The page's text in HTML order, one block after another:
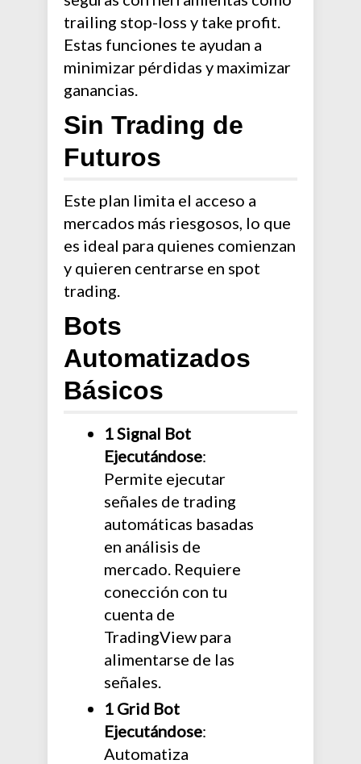
trailing stop-loss y take profit.
Estas funciones te ayudan a
minimizar pérdidas y maximizar
ganancias.
Sin Trading de
Futuros
Este plan limita el acceso a
mercados más riesgosos, lo que
es ideal para quienes comienzan
y quieren centrarse en spot
trading.
Bots
Automatizados
Básicos
1 Signal Bot
Ejecutándose:
Permite ejecutar
señales de trading
automáticas basadas
en análisis de
mercado. Requiere
conección con tu
cuenta de
TradingView para
alimentarse de las
señales.
1 Grid Bot
Ejecutándose:
Automatiza